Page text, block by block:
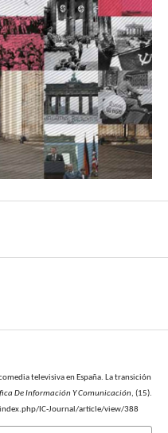
televisiva en España. La transición
De Información Y Comunicación, (15).
IC-Journal/article/view/388